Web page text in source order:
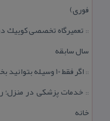
فوری)
::
سال سابقه
:: اگر فقط 10 وسیله بتوانید بخرید، اولویت با كدام تجهیزات است؟
:: خدمات پزشكی در منزل؛
خانه